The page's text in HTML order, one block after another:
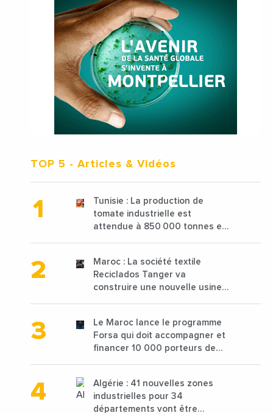
TOP 5 - Articles & Vidéos
Tunisie : La production de
tomate industrielle est
attendue à 850 000 tonnes en
Maroc : La société textile
Reciclados Tanger va
construire une nouvelle usine
Le Maroc lance le programme
Forsa qui doit accompagner et
financer 10 000 porteurs de
Algérie : 41 nouvelles zones
industrielles pour 34
départements vont être